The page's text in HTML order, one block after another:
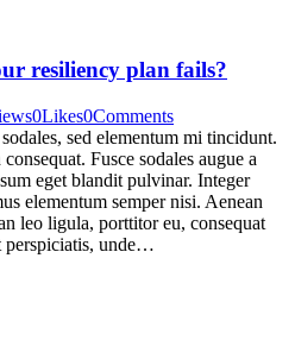
resiliency plan fails?
0Likes0Comments
sed elementum mi tincidunt.
Fusce sodales augue a
eget blandit pulvinar. Integer
elementum semper nisi. Aenean
leo ligula, porttitor eu, consequat
perspiciatis, unde…